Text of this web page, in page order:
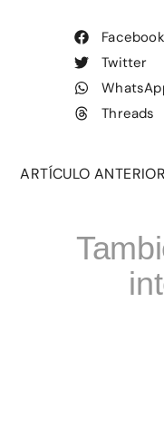
Facebook
Twitter
Threads
ARTÍCULO ANTERIOR